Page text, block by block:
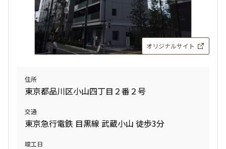
オリジナルサイト
住所
東京都品川区小山四丁目２番２号
交通
東京急行電鉄 目黒線 武蔵小山 徒歩3分
竣工日